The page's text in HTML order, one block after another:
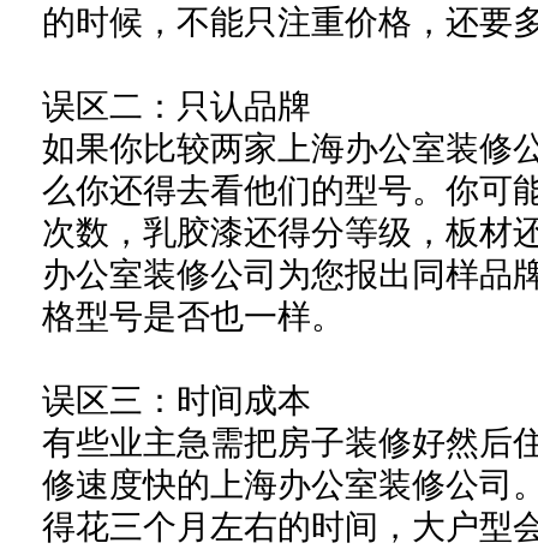
的时候，不能只注重价格，还要
误区二：只认品牌
如果你比较两家 上海办公室装修
么你还得去看他们的型号。你可
次数，乳胶漆还得分等级，板材
办公室装修公司 为您报出同样品
格型号是否也一样。
误区三：时间成本
有些业主急需把房子装修好然后
修速度快的 上海办公室装修公司
得花三个月左右的时间，大户型